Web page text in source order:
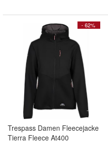
- 62%
Trespass Damen Fleecejacke
Tierra Fleece At400